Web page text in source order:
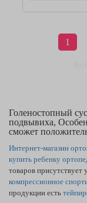
1
Голеностопный
подвывиха,
сможет
Интернет-магазин
купить ребенку
товаров присутствует
компрессионное
продукции есть